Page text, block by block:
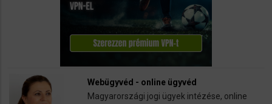
Webügyvéd - online ügyvéd
Magyarországi jogi ügyek intézése, online